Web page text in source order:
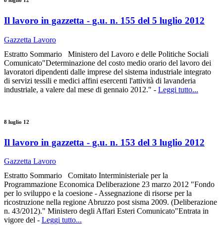
Il lavoro in gazzetta - g.u. n. 155 del 5 luglio 2012
Gazzetta Lavoro
Estratto Sommario Ministero del Lavoro e delle Politiche Sociali
Comunicato"Determinazione del costo medio orario del lavoro dei
lavoratori dipendenti dalle imprese del sistema industriale integrato
di servizi tessili e medici affini esercenti l'attività di lavanderia
industriale, a valere dal mese di gennaio 2012." - Leggi tutto...
8 luglio 12
Il lavoro in gazzetta - g.u. n. 153 del 3 luglio 2012
Gazzetta Lavoro
Estratto Sommario Comitato Interministeriale per la
Programmazione Economica Deliberazione 23 marzo 2012 "Fondo
per lo sviluppo e la coesione - Assegnazione di risorse per la
ricostruzione nella regione Abruzzo post sisma 2009. (Deliberazione
n. 43/2012)." Ministero degli Affari Esteri Comunicato"Entrata in
vigore del - Leggi tutto...